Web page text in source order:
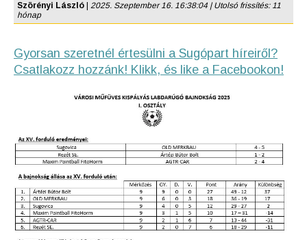
Szörényi László
2025. Szeptember 16. 16:38:04 | Utolsó frissítés: 11
hónap
Gyorsan szeretnél értesülni a Sugópart híreiről?
Csatlakozz hozzánk! Klikk, és like a Facebookon!